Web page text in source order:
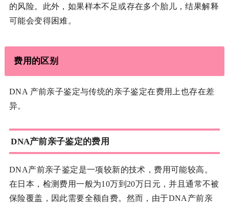
的风险。此外，如果样本不足或存在多个胎儿，结果解释
可能会变得困难。
费用的区别
DNA 产前亲子鉴定与传统的亲子鉴定在费用上也存在差
异。
DNA产前亲子鉴定的费用
DNA产前亲子鉴定是一项较新的技术，费用可能较高。
在日本，检测费用一般为10万到20万日元，并且通常不被
保险覆盖，因此需要全额自费。然而，由于DNA产前亲